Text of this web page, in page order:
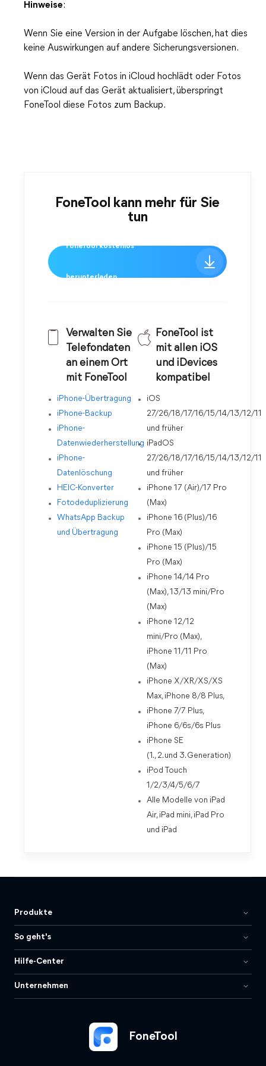
Hinweise:
Wenn Sie eine Version in der Aufgabe löschen, hat dies
keine Auswirkungen auf andere Sicherungsversionen.
Wenn das Gerät Fotos in iCloud hochlädt oder Fotos
von iCloud auf das Gerät aktualisiert, überspringt
FoneTool diese Fotos zum Backup.
FoneTool kann mehr für Sie
tun
FoneTool kostenlos
herunterladen
Verwalten Sie
Telefondaten
an einem Ort
mit FoneTool
iPhone-Übertragung
iPhone-Backup
iPhone-
Datenwiederherstellung
iPhone-
Datenlöschung
HEIC-Konverter
Fotodeduplizierung
WhatsApp Backup
und Übertragung
FoneTool ist
mit allen iOS
und iDevices
kompatibel
iOS
27/26/18/17/16/15/14/13/12/11
und früher
iPadOS
27/26/18/17/16/15/14/13/12/11
und früher
iPhone 17 (Air)/17 Pro
(Max)
iPhone 16 (Plus)/16
Pro (Max)
iPhone 15 (Plus)/15
Pro (Max)
iPhone 14/14 Pro
(Max), 13/13 mini/Pro
(Max)
iPhone 12/12
mini/Pro (Max),
iPhone 11/11 Pro
(Max)
iPhone X/XR/XS/XS
Max, iPhone 8/8 Plus,
iPhone 7/7 Plus,
iPhone 6/6s/6s Plus
iPhone SE
(1., 2. und 3. Generation)
iPod Touch
1/2/3/4/5/6/7
Alle Modelle von iPad
Air, iPad mini, iPad Pro
und iPad
FoneTool
Produkte
So geht's
Hilfe-Center
Unternehmen